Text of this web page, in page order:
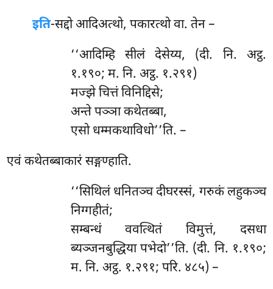
इति-सद्दोआदिअत्थो, पकारत्थो वा. तेन –
‘‘आदिम्हि सीलं देसेय्य, (दी. नि. अट्ठ.
१.१९०; म. नि. अट्ठ. १.२९१)
मज्झे चित्तं विनिद्दिसे;
अन्ते पञ्ञा कथेतब्बा,
एसो धम्मकथाविधो’’ति. –
एवं कथेतब्बाकारं सङ्गण्हाति.
‘‘सिथिलंधनितञ्च दीघरस्सं, गरुकं लहुकञ्च
निग्गहीतं;
सम्बन्धं ववत्थितं विमुत्तं, दसधा
ब्यञ्जनबुद्धिया पभेदो’’ति. (दी. नि. १.१९०;
म. नि. अट्ठ. १.२९१; परि. ४८५) –